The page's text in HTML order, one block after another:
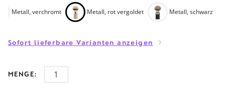
Metall, verchromt
Metall, rot vergoldet Metall, schwarz
Sofort lieferbare Varianten anzeigen
MENGE: